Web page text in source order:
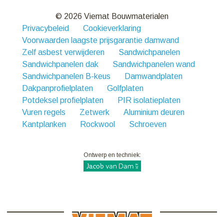
© 2026 Viemat Bouwmaterialen
Privacybeleid
Cookieverklaring
Voorwaarden laagste prijsgarantie damwand
Zelf asbest verwijderen
Sandwichpanelen
Sandwichpanelen dak
Sandwichpanelen wand
Sandwichpanelen B-keus
Damwandplaten
Dakpanprofielplaten
Golfplaten
Potdeksel profielplaten
PIR isolatieplaten
Vuren regels
Zetwerk
Aluminium deuren
Kantplanken
Rockwool Schroeven
Ontwerp en techniek: